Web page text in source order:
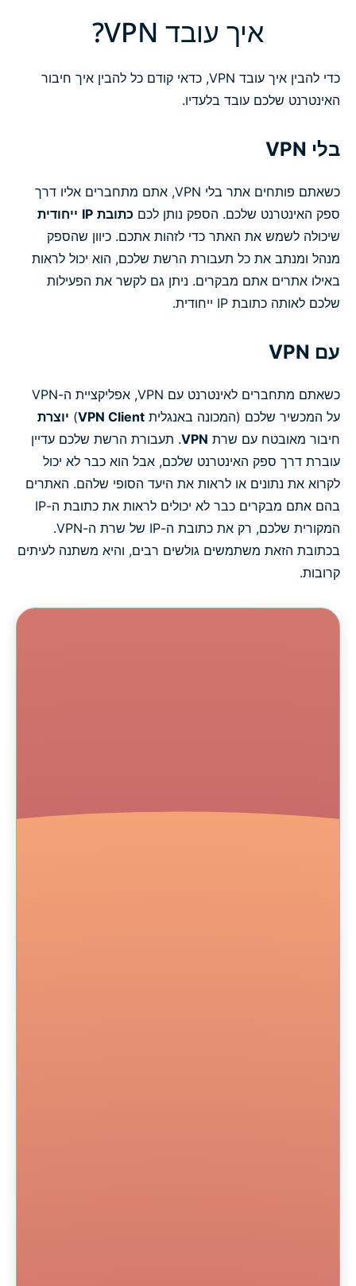
איך עובד VPN?
כדי להבין איך עובד VPN, כדאי קודם כל להבין איך חיבור
האינטרנט שלכם עובד בלעדיו.
בלי VPN
כשאתם פותחים אתר בלי VPN, אתם מתחברים אליו דרך
ספק האינטרנט שלכם. הספק נותן לכם כתובת IP ייחודית
שיכולה לשמש את האתר כדי לזהות אתכם. כיוון שהספק
מנהל ומנתב את כל תעבורת הרשת שלכם, הוא יכול לראות
באילו אתרים אתם מבקרים. ניתן גם לקשר את הפעילות
שלכם לאותה כתובת IP ייחודית.
עם VPN
כשאתם מתחברים לאינטרנט עם VPN, אפליקציית ה-VPN
על המכשיר שלכם (המכונה באנגלית VPN Client
) יוצרת
חיבור מאובטח עם שרת VPN. תעבורת הרשת שלכם עדיין
עוברת דרך ספק האינטרנט שלכם, אבל הוא כבר לא יכול
לקרוא את נתונים או לראות את היעד הסופי שלהם. האתרים
בהם אתם מבקרים כבר לא יכולים לראות את כתובת ה-IP
המקורית שלכם, רק את כתובת ה-IP של שרת ה-VPN.
בכתובת הזאת משתמשים גולשים רבים, והיא משתנה לעיתים
קרובות.